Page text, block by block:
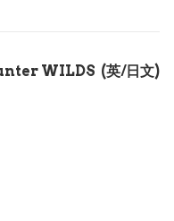
WILDS (英/日文)